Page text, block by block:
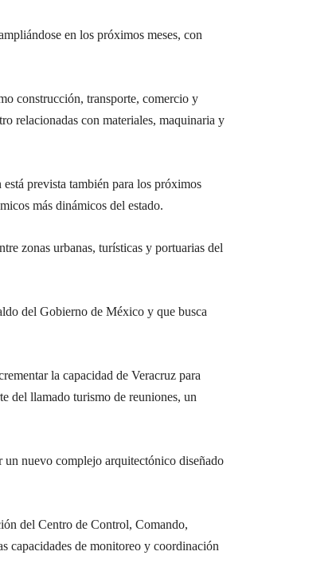
en los próximos meses, con
construcción, transporte, comercio y
relacionadas con materiales, maquinaria y
prevista también para los próximos
más dinámicos del estado.
zonas urbanas, turísticas y portuarias del
del Gobierno de México y que busca
la capacidad de Veracruz para
del llamado turismo de reuniones, un
un nuevo complejo arquitectónico diseñado
del Centro de Control, Comando,
capacidades de monitoreo y coordinación